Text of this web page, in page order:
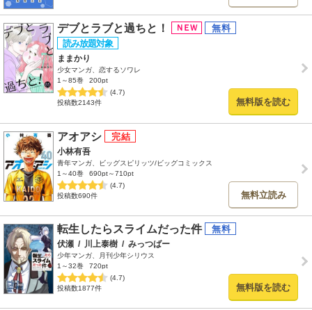
デブとラブと過ちと！
ままかり
少女マンガ、恋するソワレ
1～85巻
200pt
(4.7)
投稿数2143件
無料版を読む
アオアシ
小林有吾
青年マンガ、ビッグスピリッツ/ビッグコミックス
1～40巻
690pt～710pt
(4.7)
投稿数690件
無料立読み
転生したらスライムだった件
伏瀬 / 川上泰樹 / みっつばー
少年マンガ、月刊少年シリウス
1～32巻
720pt
(4.7)
投稿数1877件
無料版を読む